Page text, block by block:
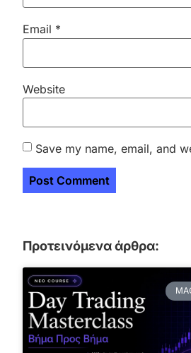
Email *
Website
Save my name, email, and
Προτεινόμενα άρθρα: